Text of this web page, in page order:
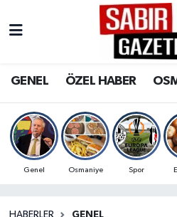
GENEL ÖZEL HABER
Genel Osmaniye Spor
HABERLER GENEL
OSMANİYE
MAGAZİN
Osmaniye Nöbetçi
Osmaniye Trafik
Süper Lig Puan Durumu